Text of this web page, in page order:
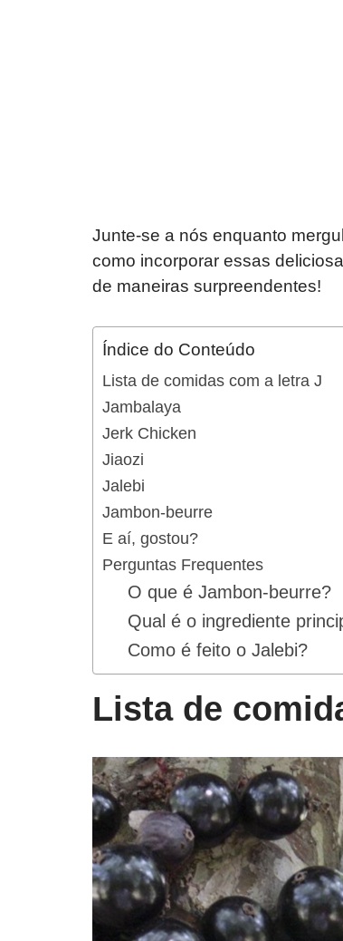
Junte-se a nós enquanto
como incorporar essas
de maneiras surpreendentes!
Índice do Conteúdo
Lista de comidas com a letra J
Jambalaya
Jerk Chicken
Jiaozi
Jalebi
Jambon-beurre
E aí, gostou?
Perguntas Frequentes
O que é Jambon-beurre?
Qual é o ingrediente
Como é feito o Jalebi?
Lista de